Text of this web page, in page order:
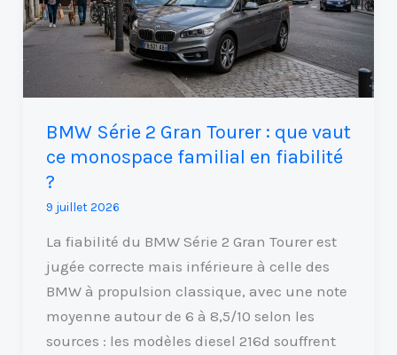
BMW Série 2 Gran Tourer : que vaut
ce monospace familial en fiabilité
?
9 juillet 2026
La fiabilité du BMW Série 2 Gran Tourer est
jugée correcte mais inférieure à celle des
BMW à propulsion classique, avec une note
moyenne autour de 6 à 8,5/10 selon les
sources : les modèles diesel 216d souffrent
Tourer
monospace
familial
en
fiabilité
?